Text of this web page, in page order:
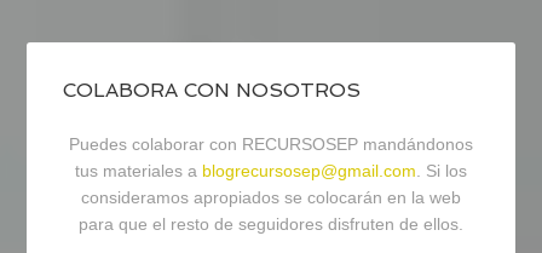
COLABORA CON NOSOTROS
Puedes colaborar con RECURSOSEP mandándonos
tus materiales a blogrecursosep@gmail.com . Si los
consideramos apropiados se colocarán en la web
para que el resto de seguidores disfruten de ellos.